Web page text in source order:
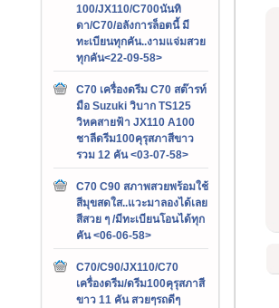
100/JX110/C700นันทิ
ดา/C70/อลังการล็อตนี้ มี
ทะเบียนทุกคัน..งามแจ่มสวย
ทุกคัน<22-09-58>
C70 เครื่องดรีม C70 สต๊ารท์
มือ Suzuki วิบาก TS125
วิหคสายฟ้า JX110 A100
ชาลีดรีม100คุรุสภาสีขาว
รวม 12 คัน <03-07-58>
C70 C90 สภาพสวยพร้อมใช้
สีมุขสดใส..แวะมาลองได้เลย
สีสวย ๆ /มีทะเบียนโอนได้ทุก
คัน <06-06-58>
C70/C90/JX110/C70
เครื่องดรีม/ดรีม100คุรุสภาสี
ขาว 11 คัน สวยๆรถดีๆ